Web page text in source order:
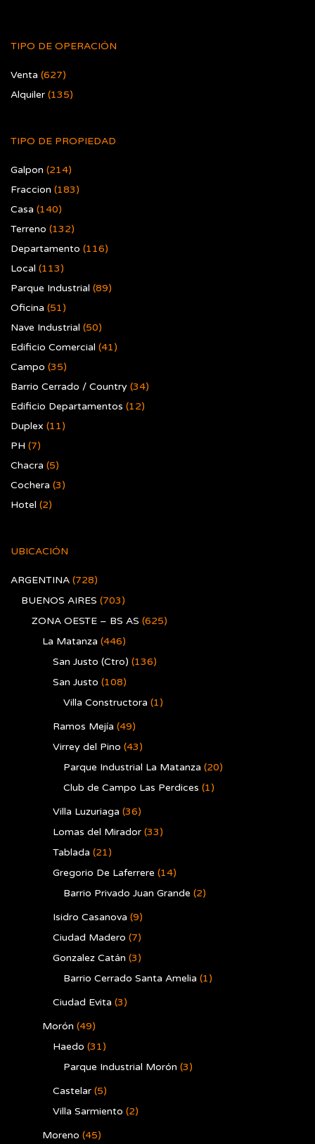
TIPO DE OPERACIÓN
Venta (627)
Alquiler (135)
TIPO DE PROPIEDAD
Galpon (214)
Fraccion (183)
Casa (140)
Terreno (132)
Departamento (116)
Local (113)
Parque Industrial (89)
Oficina (51)
Nave Industrial (50)
Edificio Comercial (41)
Campo (35)
Barrio Cerrado / Country (34)
Edificio Departamentos (12)
Duplex (11)
PH (7)
Chacra (5)
Cochera (3)
Hotel (2)
UBICACIÓN
ARGENTINA (728)
BUENOS AIRES (703)
ZONA OESTE – BS AS (625)
La Matanza (446)
San Justo (Ctro) (136)
San Justo (108)
Villa Constructora (1)
Ramos Mejía (49)
Virrey del Pino (43)
Parque Industrial La Matanza (20)
Club de Campo Las Perdices (1)
Villa Luzuriaga (36)
Lomas del Mirador (33)
Tablada (21)
Gregorio De Laferrere (14)
Barrio Privado Juan Grande (2)
Isidro Casanova (9)
Ciudad Madero (7)
Gonzalez Catán (3)
Barrio Cerrado Santa Amelia (1)
Ciudad Evita (3)
Morón (49)
Haedo (31)
Parque Industrial Morón (3)
Castelar (5)
Villa Sarmiento (2)
Moreno (45)